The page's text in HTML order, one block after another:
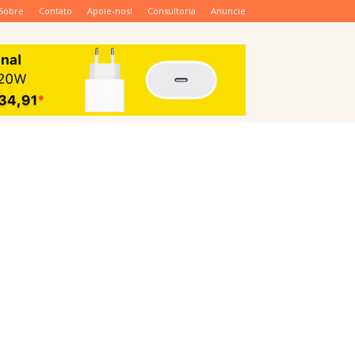
Sobre Contato Apoie-nos! Consultoria Anuncie